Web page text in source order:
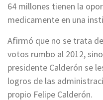
64 millones tienen la
medicamente en una
Afirmó que no se trata
votos rumbo al 2012,
presidente Calderón se
logros de las
propio Felipe Calderón.